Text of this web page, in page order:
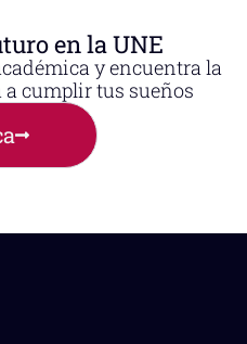
en la UNE
y encuentra la
a cumplir tus sueños